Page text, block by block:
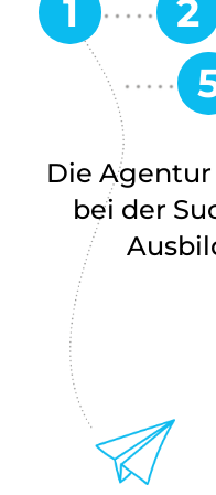
Die
bei der